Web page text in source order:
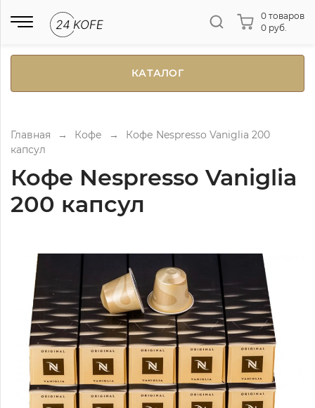
0 товаров
0 руб.
КАТАЛОГ
Главная → Кофе →
Кофе Nespresso Vaniglia 200
капсул
Кофе Nespresso Vaniglia
200 капсул